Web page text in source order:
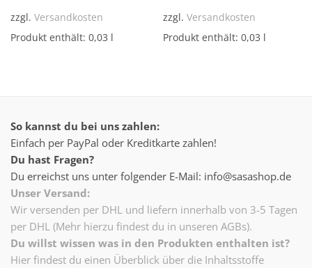
zzgl. Versandkosten
Produkt enthält: 0,03 l
zzgl. Versandkosten
Produkt enthält: 0,03 l
So kannst du bei uns zahlen:
Einfach per PayPal oder Kreditkarte zahlen!
Du hast Fragen?
Du erreichst uns unter folgender E-Mail: info@sasashop.de
Unser Versand:
Wir versenden per DHL und liefern innerhalb von 3-5 Tagen
per DHL (Mehr hierzu findest du in unseren AGBs).
Du willst wissen was in den Produkten enthalten ist?
Hier findest du einen Überblick über die Inhaltsstoffe